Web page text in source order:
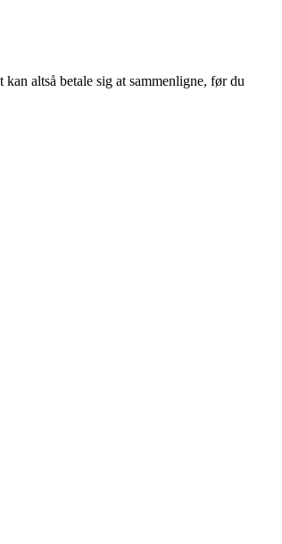
altså betale sig at sammenligne, før du